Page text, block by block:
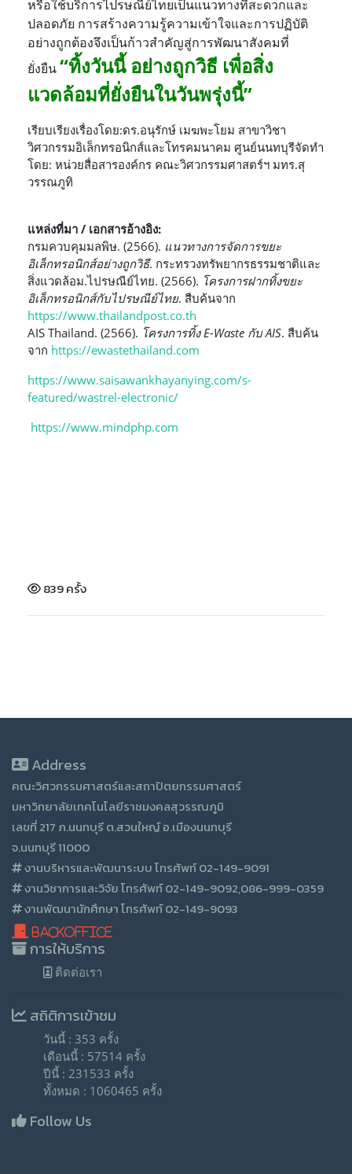
หรือใช้บริการไปรษณีย์ไทยเป็นแนวทางที่สะดวกและ
ปลอดภัย การสร้างความรู้ความเข้าใจและการปฏิบัติ
อย่างถูกต้องจึงเป็นก้าวสำคัญสู่การพัฒนาสังคมที่
ยั่งยืน“ทิ้งวันนี้ อย่างถูกวิธี เพื่อสิ่ง
แวดล้อมที่ยั่งยืนในวันพรุ่งนี้”
เรียบเรียงเรื่องโดย:ดร.อนุรักษ์ เมฆพะโยม สาขาวิชา
วิศวกรรมอิเล็กทรอนิกส์และโทรคมนาคม ศูนย์นนทบุรีจัดทำ
โดย: หน่วยสื่อสารองค์กร คณะวิศวกรรมศาสตร์ฯ มทร.สุ
วรรณภูทิ
แหล่งที่มา / เอกสารอ้างอิง:
กรมควบคุมมลพิษ. (2566). แนวทางการจัดการขยะ
อิเล็กทรอนิกส์อย่างถูกวิธี. กระทรวงทรัพยากรธรรมชาติและ
สิ่งแวดล้อม.ไปรษณีย์ไทย. (2566). โครงการฝากทิ้งขยะ
อิเล็กทรอนิกส์กับไปรษณีย์ไทย. สืบค้นจาก
https://www.thailandpost.co.th
AIS Thailand. (2566). โครงการทิ้ง E-Waste กับ AIS. สืบค้น
จาก https://ewastethailand.com
https://www.saisawankhayanying.com/s-
featured/wastrel-electronic/
https://www.mindphp.com
839 ครั้ง
Address
คณะวิศวกรรมศาสตร์และสถาปัตยกรรมศาสตร์
มหาวิทยาลัยเทคโนโลยีราชมงคลสุวรรณภูมิ
เลขที่ 217 ภ.นนทบุรี ต.สวนใหญ์ อ.เมืองนนทบุรี
จ.นนทบุรี 11000
งานบริหารและพัฒนาระบบ โทรศัพท์ 02-149-9091
งานวิชาการและวิจัย โทรศัพท์ 02-149-9092,086-999-0359
งานพัฒนานักศึกษา โทรศัพท์ 02-149-9093
BackOffice
การให้บริการ
ติดต่อเรา
สถิติการเข้าชม
วันนี้ : 353 ครั้ง
เดือนนี้ : 57514 ครั้ง
ปีนี้ : 231533 ครั้ง
ทั้งหมด : 1060465 ครั้ง
Follow Us